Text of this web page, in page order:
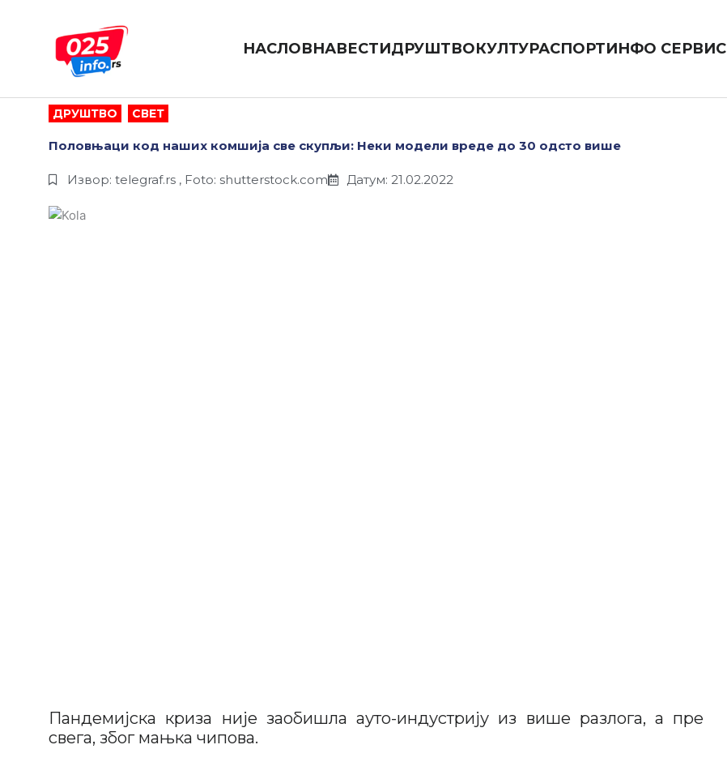
НАСЛОВНАВЕСТИДРУШТВОКУЛТУРАСПОРТИНФО СЕРВИС
ДРУШТВО СВЕТ
Половњаци код наших комшија све скупљи: Неки модели вреде до 30 одсто више
Извор: telegraf.rs , Foto: shutterstock.com Датум: 21.02.2022
Пандемијска криза није заобишла ауто-индустрију из више разлога, а пре
свега, због мањка чипова.